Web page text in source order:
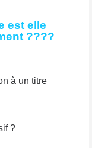
est elle
????
à un titre
?